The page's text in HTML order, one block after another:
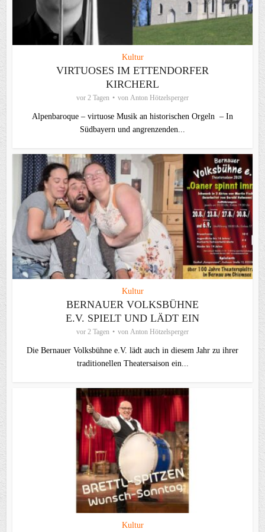
Kultur
VIRTUOSES IM ETTENDORFER
KIRCHERL
vor 2 Tagen von Anton Hötzelsperger
Alpenbaroque – virtuose Musik an historischen Orgeln – In
Südbayern und angrenzenden...
Kultur
BERNAUER VOLKSBÜHNE
E.V. SPIELT UND LÄDT EIN
vor 2 Tagen von Anton Hötzelsperger
Die Bernauer Volksbühne e.V. lädt auch in diesem Jahr zu ihrer
traditionellen Theater­saison ein...
Kultur